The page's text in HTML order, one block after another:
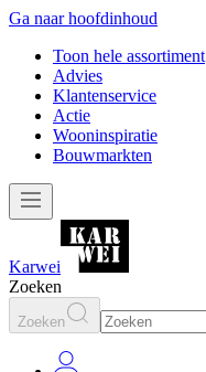
Ga naar hoofdinhoud
Toon hele assortiment
Advies
Klantenservice
Actie
Wooninspiratie
Bouwmarkten
Karwei
Zoeken
Zoeken